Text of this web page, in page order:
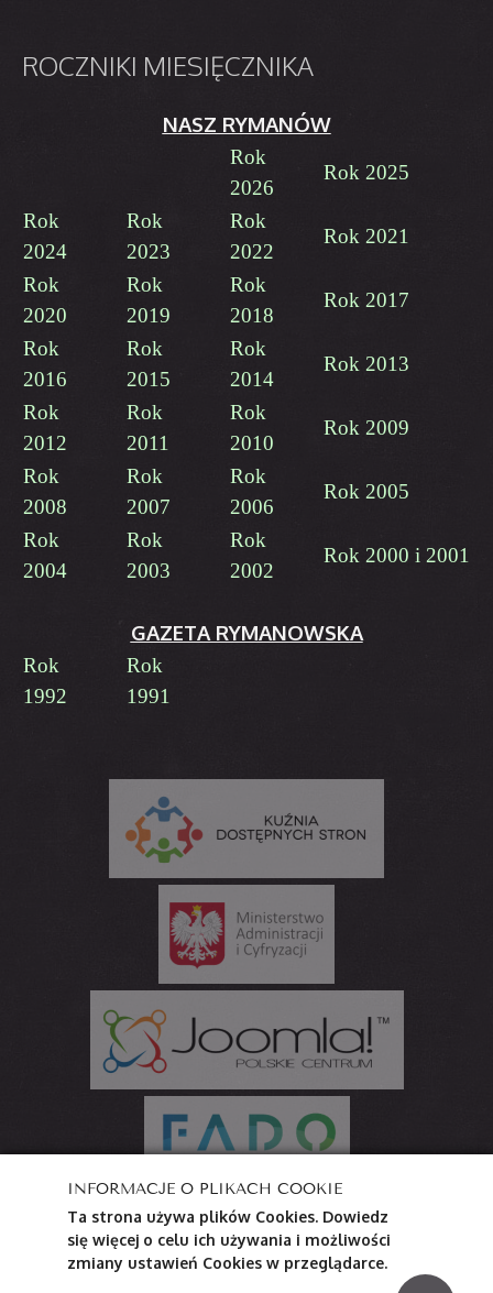
ROCZNIKI MIESIĘCZNIKA
NASZ RYMANÓW
Rok
2026
Rok 2025
Rok
2024
Rok
2023
Rok
2022
Rok 2021
Rok
2020
Rok
2019
Rok
2018
Rok 2017
Rok
2016
Rok
2015
Rok
2014
Rok 2013
Rok
2012
Rok
2011
Rok
2010
Rok 2009
Rok
2008
Rok
2007
Rok
2006
Rok 2005
Rok
2004
Rok
2003
Rok
2002
Rok 2000 i 2001
GAZETA RYMANOWSKA
Rok
1992
Rok
1991
Projekt współfinansowany ze środków Ministerstwa
Administracji i Cyfryzacji
INFORMACJE O PLIKACH COOKIE
Ta strona używa plików Cookies. Dowiedz
się więcej o celu ich używania i możliwości
zmiany ustawień Cookies w przeglądarce.